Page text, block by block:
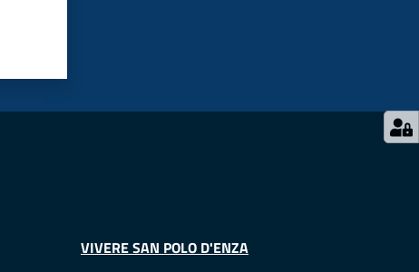
VIVERE SAN POLO D'ENZA